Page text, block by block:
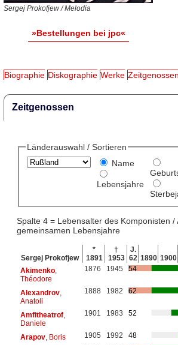
Sergej Prokofjew / Melodia
»Bestellungen bei jpc«
Biographie Diskographie Werke Zeitgenossen
Zeitgenossen
Länderauswahl / Sortieren
Name
Lebensjahre
Spalte 4 = Lebensalter des Komponisten /
gemeinsamen Lebensjahre
Sergej Prokofjew
*
1891
†
1953
J.
62 1890 1900
Akimenko,
Théodore
1876 1945 54
Alexandrov,
Anatoli
1888 1982 62
Amfitheatrof,
Daniele
1901 1983 52
Arapov, Boris 1905 1992
48